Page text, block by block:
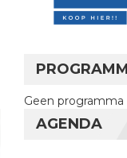
Geen
AGENDA